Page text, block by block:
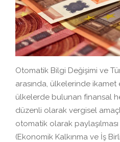
Otomatik Bilgi Değişimi ve
arasında, ülkelerinde
ülkelerde bulunan finansal
düzenli olarak vergisel
otomatik olarak paylaşılması
(Ekonomik Kalkınma ve İş